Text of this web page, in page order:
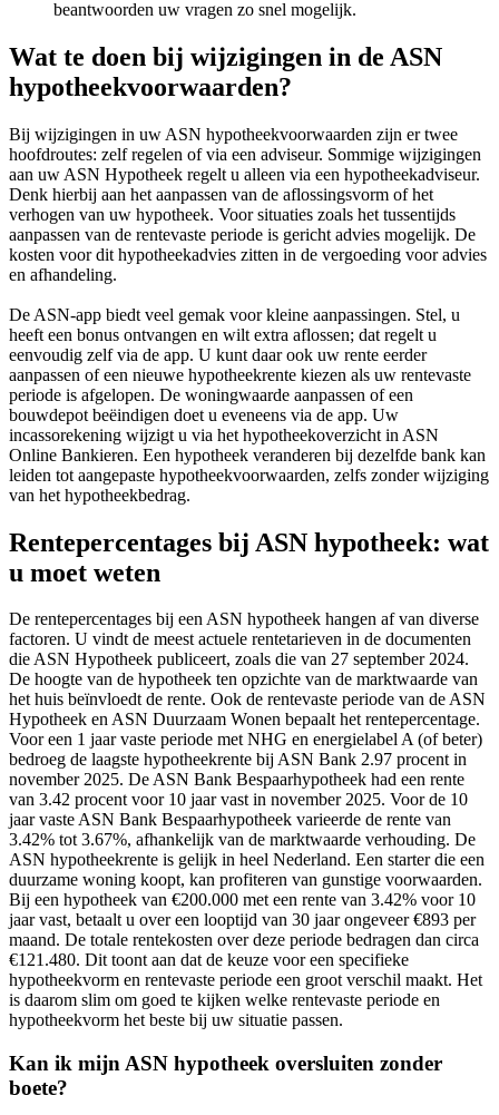
beantwoorden uw vragen zo snel mogelijk.
Wat te doen bij wijzigingen in de ASN
hypotheekvoorwaarden?
Bij wijzigingen in uw ASN hypotheekvoorwaarden zijn er twee
hoofdroutes: zelf regelen of via een adviseur. Sommige wijzigingen
aan uw ASN Hypotheek regelt u alleen via een hypotheekadviseur.
Denk hierbij aan het aanpassen van de aflossingsvorm of het
verhogen van uw hypotheek. Voor situaties zoals het tussentijds
aanpassen van de rentevaste periode is gericht advies mogelijk. De
kosten voor dit hypotheekadvies zitten in de vergoeding voor advies
en afhandeling.
De ASN-app biedt veel gemak voor kleine aanpassingen. Stel, u
heeft een bonus ontvangen en wilt extra aflossen; dat regelt u
eenvoudig zelf via de app. U kunt daar ook uw rente eerder
aanpassen of een nieuwe hypotheekrente kiezen als uw rentevaste
periode is afgelopen. De woningwaarde aanpassen of een
bouwdepot beëindigen doet u eveneens via de app. Uw
incassorekening wijzigt u via het hypotheekoverzicht in ASN
Online Bankieren. Een hypotheek veranderen bij dezelfde bank kan
leiden tot aangepaste hypotheekvoorwaarden, zelfs zonder wijziging
van het hypotheekbedrag.
Rentepercentages bij ASN hypotheek: wat
u moet weten
De rentepercentages bij een ASN hypotheek hangen af van diverse
factoren. U vindt de meest actuele rentetarieven in de documenten
die ASN Hypotheek publiceert, zoals die van 27 september 2024.
De hoogte van de hypotheek ten opzichte van de marktwaarde van
het huis beïnvloedt de rente. Ook de rentevaste periode van de ASN
Hypotheek en ASN Duurzaam Wonen bepaalt het rentepercentage.
Voor een 1 jaar vaste periode met NHG en energielabel A (of beter)
bedroeg de laagste hypotheekrente bij ASN Bank 2.97 procent in
november 2025. De ASN Bank Bespaarhypotheek had een rente
van 3.42 procent voor 10 jaar vast in november 2025. Voor de 10
jaar vaste ASN Bank Bespaarhypotheek varieerde de rente van
3.42% tot 3.67%, afhankelijk van de marktwaarde verhouding. De
ASN hypotheekrente is gelijk in heel Nederland. Een starter die een
duurzame woning koopt, kan profiteren van gunstige voorwaarden.
Bij een hypotheek van €200.000 met een rente van 3.42% voor 10
jaar vast, betaalt u over een looptijd van 30 jaar ongeveer €893 per
maand. De totale rentekosten over deze periode bedragen dan circa
€121.480. Dit toont aan dat de keuze voor een specifieke
hypotheekvorm en rentevaste periode een groot verschil maakt. Het
is daarom slim om goed te kijken welke rentevaste periode en
hypotheekvorm het beste bij uw situatie passen.
Kan ik mijn ASN hypotheek oversluiten zonder
boete?